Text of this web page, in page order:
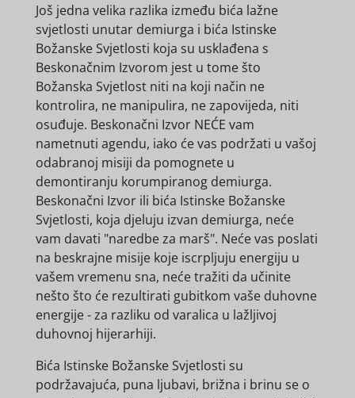
Još jedna velika razlika između bića lažne
svjetlosti unutar demiurga i bića Istinske
Božanske Svjetlosti koja su usklađena s
Beskonačnim Izvorom jest u tome što
Božanska Svjetlost niti na koji način ne
kontrolira, ne manipulira, ne zapovijeda, niti
osuđuje. Beskonačni Izvor NEĆE vam
nametnuti agendu, iako će vas podržati u vašoj
odabranoj misiji da pomognete u
demontiranju korumpiranog demiurga.
Beskonačni Izvor ili bića Istinske Božanske
Svjetlosti, koja djeluju izvan demiurga, neće
vam davati "naredbe za marš". Neće vas poslati
na beskrajne misije koje iscrpljuju energiju u
vašem vremenu sna, neće tražiti da učinite
nešto što će rezultirati gubitkom vaše duhovne
energije - za razliku od varalica u lažljivoj
duhovnoj hijerarhiji.
Bića Istinske Božanske Svjetlosti su
podržavajuća, puna ljubavi, brižna i brinu se o